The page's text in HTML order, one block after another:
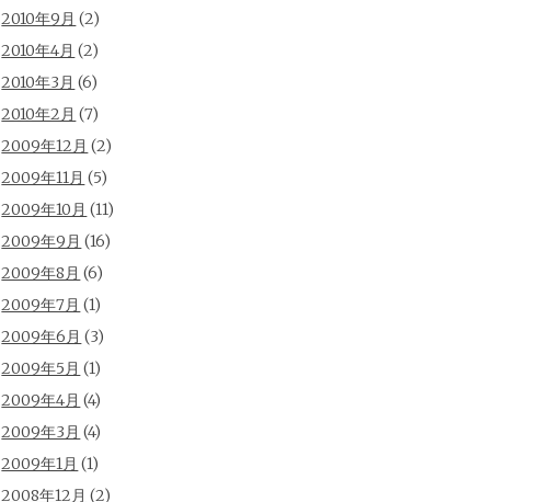
2010年9月 (2)
2010年4月 (2)
2010年3月 (6)
2010年2月 (7)
2009年12月 (2)
2009年11月 (5)
2009年10月 (11)
2009年9月 (16)
2009年8月 (6)
2009年7月 (1)
2009年6月 (3)
2009年5月 (1)
2009年4月 (4)
2009年3月 (4)
2009年1月 (1)
2008年12月 (2)